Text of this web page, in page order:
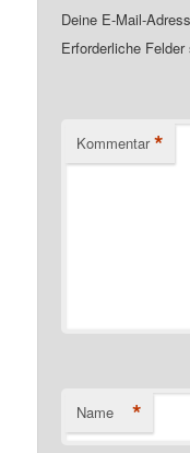
Deine E-Mail-
Erforderliche
Kommentar *
Name *